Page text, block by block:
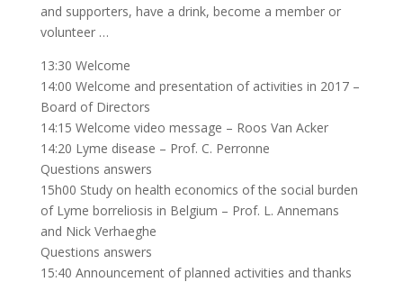
and supporters, have a drink, become a member or
volunteer …
13:30 Welcome
14:00 Welcome and presentation of activities in 2017 –
Board of Directors
14:15 Welcome video message – Roos Van Acker
14:20 Lyme disease – Prof. C. Perronne
Questions answers
15h00 Study on health economics of the social burden
of Lyme borreliosis in Belgium – Prof. L. Annemans
and Nick Verhaeghe
Questions answers
15:40 Announcement of planned activities and thanks